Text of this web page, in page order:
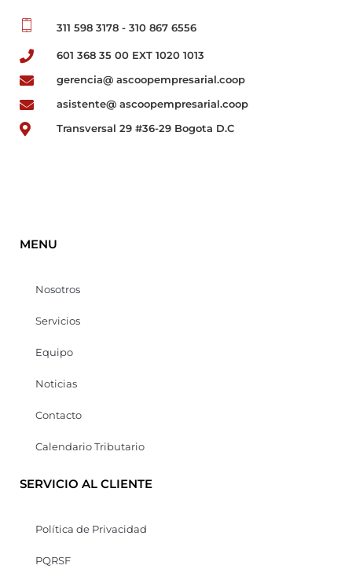
311 598 3178 - 310 867 6556
601 368 35 00 EXT 1020 1013
gerencia@ ascoopempresarial.coop
asistente@ ascoopempresarial.coop
Transversal 29 #36-29 Bogota D.C
MENU
Nosotros
Servicios
Equipo
Noticias
Contacto
Calendario Tributario
SERVICIO AL CLIENTE
Política de Privacidad
PQRSF